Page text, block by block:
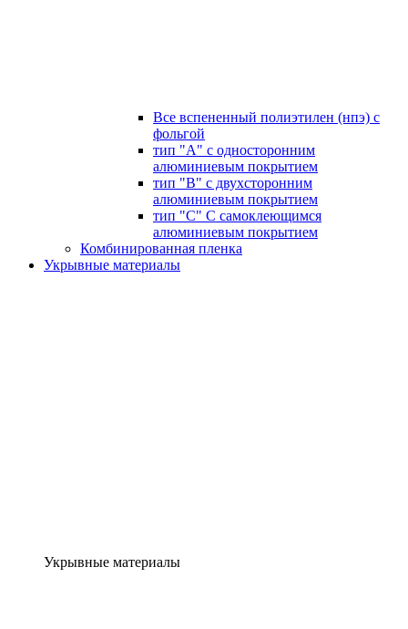
Все вспененный полиэтилен (нпэ) с
фольгой
тип "А" с односторонним
алюминиевым покрытием
тип "В" с двухсторонним
алюминиевым покрытием
тип "С" С самоклеющимся
алюминиевым покрытием
Комбинированная пленка
Укрывные материалы
Укрывные материалы